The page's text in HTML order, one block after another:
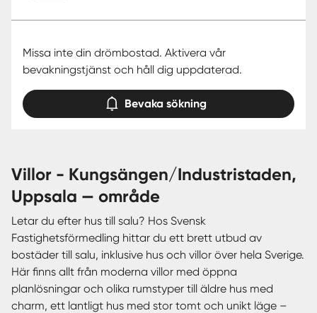
Missa inte din drömbostad. Aktivera vår
bevakningstjänst och håll dig uppdaterad.
Bevaka sökning
villor - Kungsängen/Industristaden,
Uppsala — område
Letar du efter hus till salu? Hos Svensk
Fastighetsförmedling hittar du ett brett utbud av
bostäder till salu, inklusive hus och villor över hela Sverige.
Här finns allt från moderna villor med öppna
planlösningar och olika rumstyper till äldre hus med
charm, ett lantligt hus med stor tomt och unikt läge –